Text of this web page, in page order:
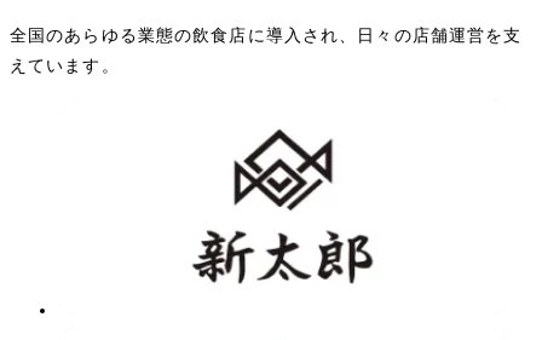
全国のあらゆる業態の飲食店に導入され、日々の店舗運営を支
えています。